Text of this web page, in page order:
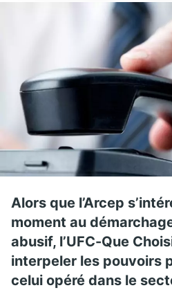
Alors que l’Arcep
moment au
abusif, l’UFC-Que
interpeler les pouvoirs
celui opéré dans le